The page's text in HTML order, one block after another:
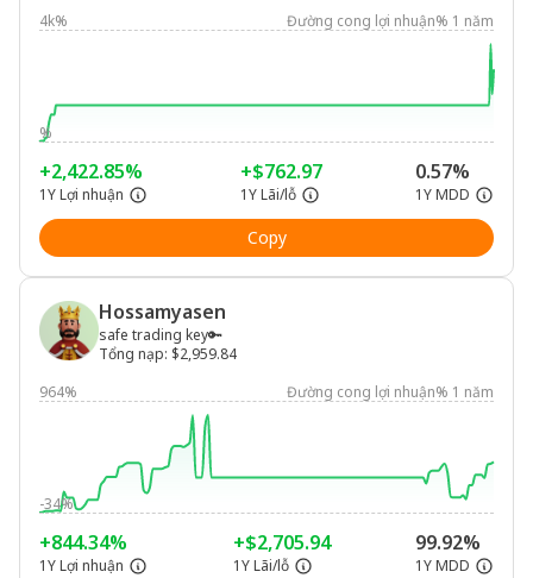
4k%
Đường cong lợi nhuận% 1 năm
%
+2,422.85%
1Y Lợi nhuận
+$762.97
1Y Lãi/lỗ
0.57%
1Y MDD
Copy
Hossamyasen
safe trading key🔑
Tổng nạp: $2,959.84
964%
Đường cong lợi nhuận% 1 năm
-34%
+844.34%
1Y Lợi nhuận
+$2,705.94
1Y Lãi/lỗ
99.92%
1Y MDD